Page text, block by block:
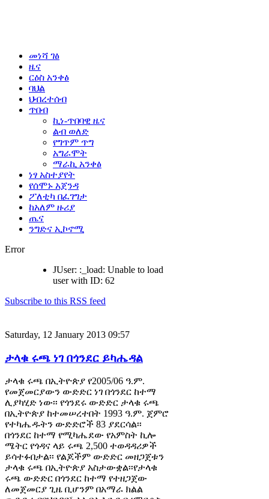
መነሻ ገፅ
ዜና
ርዕስ አንቀፅ
ባህል
ህብረተሰብ
ጥበብ
ኪነ-ጥበባዊ ዜና
ልብ ወለድ
የግጥም ጥግ
አግራሞት
ማራኪ አንቀፅ
ነፃ አስተያየት
የሰሞኑ አጀንዳ
ፖለቲካ በፈገግታ
ከአለም ዙሪያ
ጤና
ንግድና ኢኮኖሚ
Error
JUser: :_load: Unable to load
user with ID: 62
Subscribe to this RSS feed
Saturday, 12 January 2013 09:57
ታላቁ ሩጫ ነገ በጎንደር ይካሔዳል
ታላቁ ሩጫ በኢትዮጵያ የ2005/06 ዓ.ም.
የመጀመርያውን ውድድር ነገ በጎንደር ከተማ
ሊያካሂድ ነው፡፡ የጎንደሩ ውድድር ታላቁ ሩጫ
በኢትዮጵያ ከተመሠረተበት 1993 ዓ.ም. ጀምሮ
የተካሔዱትን ውድድሮች 83 ያደርሳል፡፡
በጎንደር ከተማ የሚካሔደው የአምስት ኪሎ
ሜትር የጎዳና ላይ ሩጫ 2,500 ተወዳዳሪዎች
ይሳተፉበታል፡፡ የልጆችም ውድድር መዘጋጀቱን
ታላቁ ሩጫ በኢትዮጵያ አስታውቋል፡፡የታላቁ
ሩጫ ውድድር በጎንደር ከተማ የተዘጋጀው
ለመጀመርያ ጊዜ ቢሆንም በአማራ ክልል